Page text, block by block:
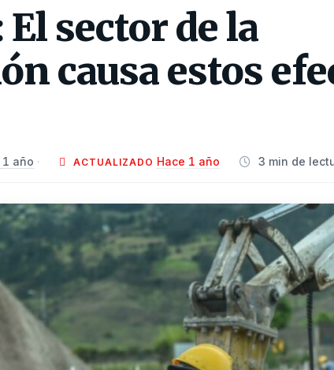
El sector de la
causa estos
1 año · ACTUALIZADO Hace 1 año 3 min de